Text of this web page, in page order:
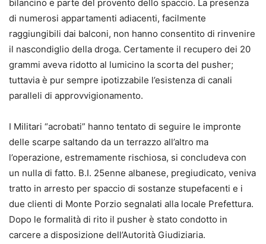
bilancino e parte del provento dello spaccio. La presenza
di numerosi appartamenti adiacenti, facilmente
raggiungibili dai balconi, non hanno consentito di rinvenire
il nascondiglio della droga. Certamente il recupero dei 20
grammi aveva ridotto al lumicino la scorta del pusher;
tuttavia è pur sempre ipotizzabile l’esistenza di canali
paralleli di approvvigionamento.
I Militari “acrobati” hanno tentato di seguire le impronte
delle scarpe saltando da un terrazzo all’altro ma
l’operazione, estremamente rischiosa, si concludeva con
un nulla di fatto. B.I. 25enne albanese, pregiudicato, veniva
tratto in arresto per spaccio di sostanze stupefacenti e i
due clienti di Monte Porzio segnalati alla locale Prefettura.
Dopo le formalità di rito il pusher è stato condotto in
carcere a disposizione dell’Autorità Giudiziaria.